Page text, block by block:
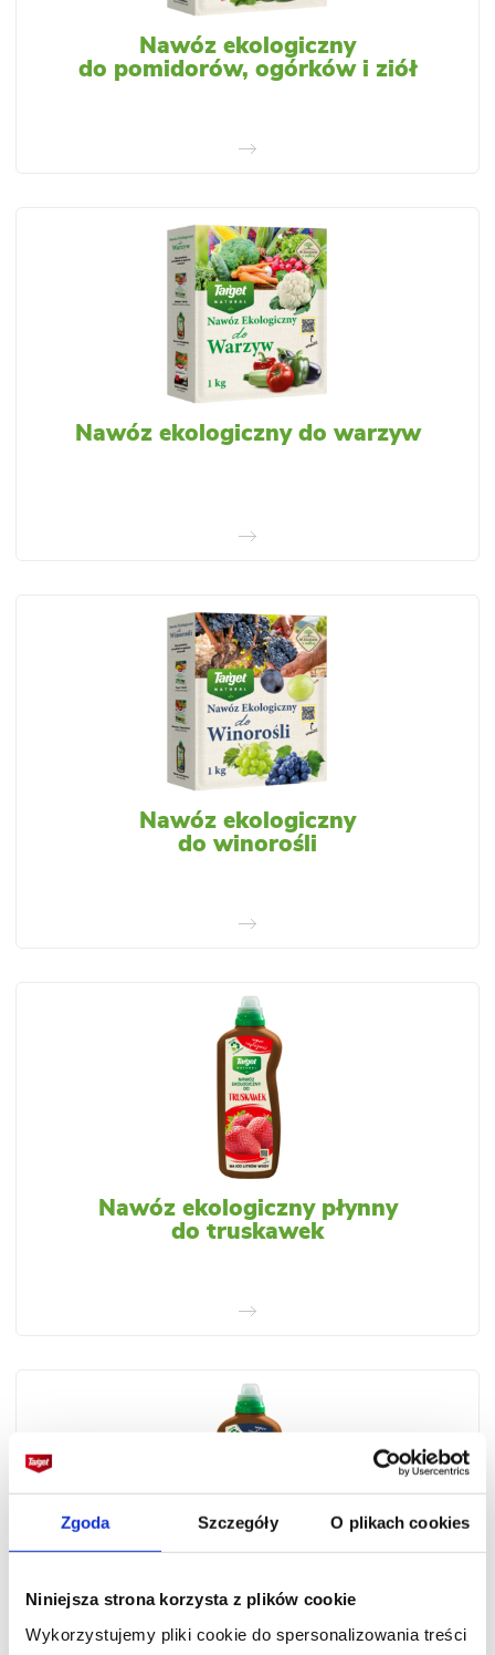
Zgoda Szczegóły O plikach cookies
Niniejsza strona korzysta z plików cookie
Wykorzystujemy pliki cookie do spersonalizowania treści
Nawóz ekologiczny
do pomidorów, ogórków i ziół
Nawóz ekologiczny do warzyw
Nawóz ekologiczny
do winorośli
Nawóz ekologiczny płynny
do truskawek
Nawóz ekologiczny płynny